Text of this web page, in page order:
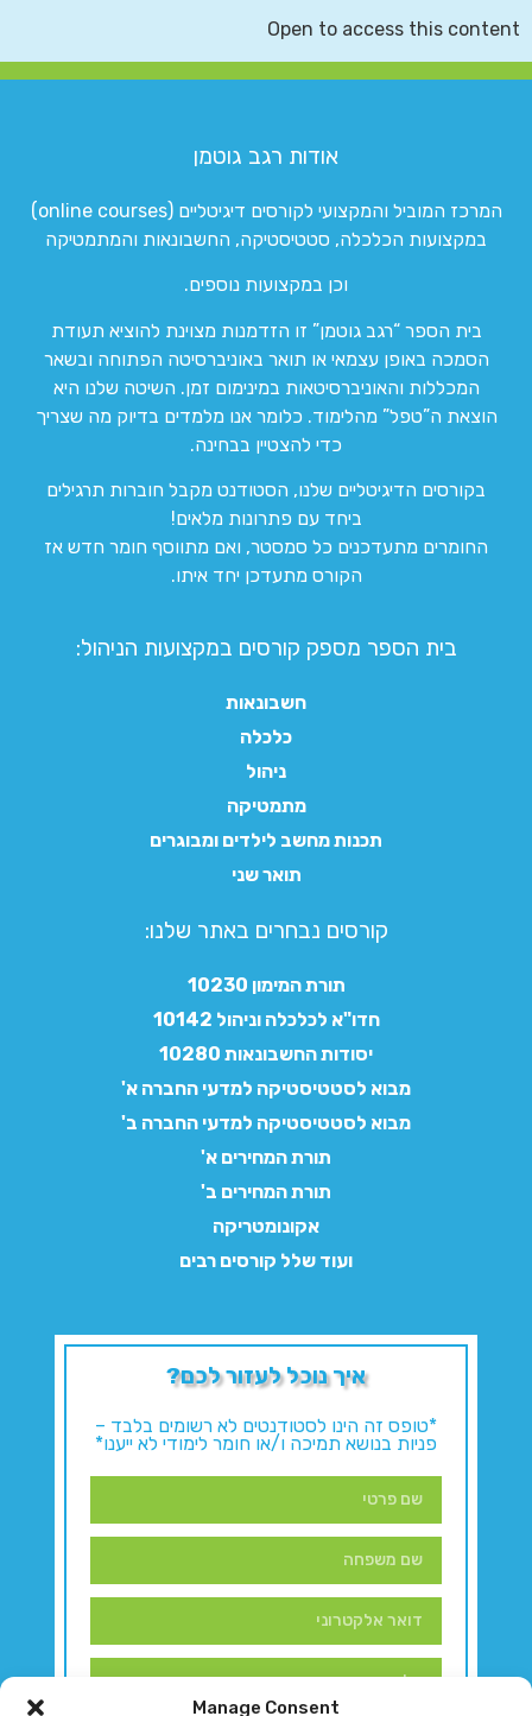
Manage Consent
Open to access this content
אודות רגב גוטמן
המרכז המוביל והמקצועי לקורסים דיגיטליים (online courses)
במקצועות הכלכלה, סטטיסטיקה, החשבונאות והמתמטיקה
וכן במקצועות נוספים.
בית הספר “רגב גוטמן” זו הזדמנות מצוינת להוציא תעודת
הסמכה באופן עצמאי או תואר באוניברסיטה הפתוחה ובשאר
המכללות והאוניברסיטאות במינימום זמן. השיטה שלנו היא
הוצאת ה”טפל” מהלימוד. כלומר אנו מלמדים בדיוק מה שצריך
כדי להצטיין בבחינה.
בקורסים הדיגיטליים שלנו, הסטודנט מקבל חוברות תרגילים
ביחד עם פתרונות מלאים!
החומרים מתעדכנים כל סמסטר, ואם מתווסף חומר חדש אז
הקורס מתעדכן יחד איתו.
בית הספר מספק קורסים במקצועות הניהול:
חשבונאות
כלכלה
ניהול
מתמטיקה
תכנות מחשב לילדים ומבוגרים
תואר שני
קורסים נבחרים באתר שלנו:​
תורת המימון 10230
חדו"א לכלכלה וניהול 10142
יסודות החשבונאות 10280
מבוא לסטטיסטיקה למדעי החברה א'
מבוא לסטטיסטיקה למדעי החברה ב'
תורת המחירים א'
תורת המחירים ב'
אקונומטריקה
ועוד שלל קורסים רבים
איך נוכל לעזור לכם?
*טופס זה הינו לסטודנטים לא רשומים בלבד –
פניות בנושא תמיכה ו/או חומר לימודי לא ייענו*